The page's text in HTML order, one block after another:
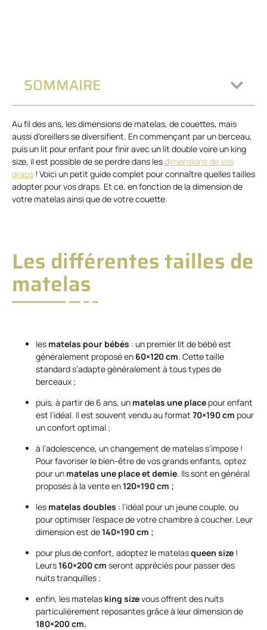
SOMMAIRE
Au fil des ans, les dimensions de matelas, de couettes, mais
aussi d’oreillers se diversifient. En commençant par un berceau,
puis un lit pour enfant pour finir avec un lit double voire un king
size, il est possible de se perdre dans lesdimensions de vos
draps ! Voici un petit guide complet pour connaître quelles tailles
adopter pour vos draps. Et ce, en fonction de la dimension de
votre matelas ainsi que de votre couette.
Les différentes tailles de
matelas
les matelas pour bébés : un premier lit de bébé est
généralement proposé en 60×120 cm. Cette taille
standard s’adapte généralement à tous types de
berceaux ;
puis, à partir de 6 ans, un matelas une place pour enfant
est l’idéal. Il est souvent vendu au format 70×190 cm pour
un confort optimal ;
à l’adolescence, un changement de matelas s’impose !
Pour favoriser le bien-être de vos grands enfants, optez
pour un matelas une place et demie. Ils sont en général
proposés à la vente en120×190 cm ;
les matelas doubles : l’idéal pour un jeune couple, ou
pour optimiser l’espace de votre chambre à coucher. Leur
dimension est de140×190 cm ;
pour plus de confort, adoptez le matelasqueen size !
Leurs160×200 cm seront appréciés pour passer des
nuits tranquilles ;
enfin, les matelas king sizevous offrent des nuits
particulièrement reposantes grâce à leur dimension de
180×200 cm.